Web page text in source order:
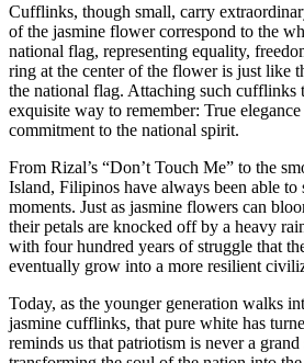
Cufflinks, though small, carry
of the jasmine flower correspond to the
national flag, representing equality,
ring at the center of the flower is just like
the national flag. Attaching such cufflinks
exquisite way to remember: True
commitment to the national spirit.
From Rizal’s “Don’t Touch Me” to the
Island, Filipinos have always been able to
moments. Just as jasmine flowers can
their petals are knocked off by a heavy
with four hundred years of struggle that
eventually grow into a more resilient
Today, as the younger generation walks
jasmine cufflinks, that pure white has
reminds us that patriotism is never a